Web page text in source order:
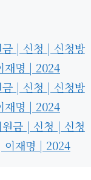
| 신청 | 신청방
재명 | 2024
| 신청 | 신청방
재명 | 2024
금 | 신청 | 신청
이재명 | 2024